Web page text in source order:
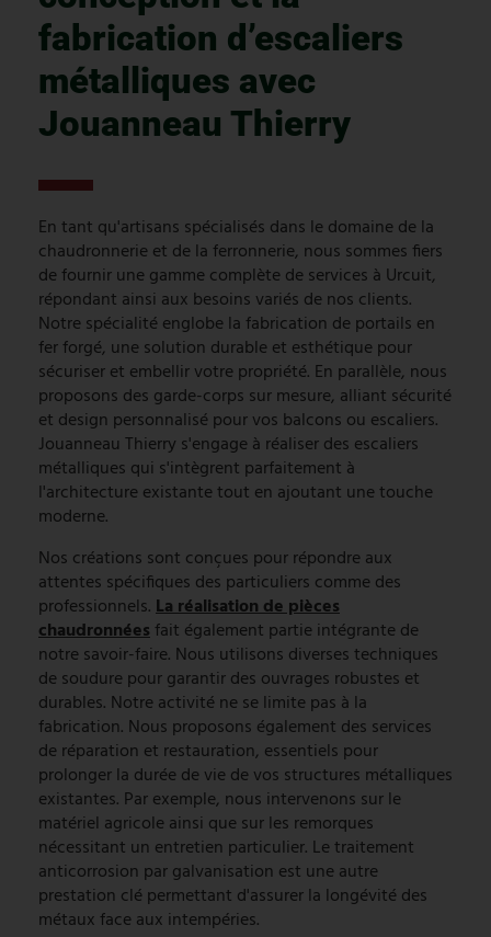
fabrication d’escaliers
métalliques avec
Jouanneau Thierry
En tant qu'artisans spécialisés dans le domaine de la
chaudronnerie et de la ferronnerie, nous sommes fiers
de fournir une gamme complète de services à Urcuit,
répondant ainsi aux besoins variés de nos clients.
Notre spécialité englobe la fabrication de portails en
fer forgé, une solution durable et esthétique pour
sécuriser et embellir votre propriété. En parallèle, nous
proposons des garde-corps sur mesure, alliant sécurité
et design personnalisé pour vos balcons ou escaliers.
Jouanneau Thierry s'engage à réaliser des escaliers
métalliques qui s'intègrent parfaitement à
l'architecture existante tout en ajoutant une touche
moderne.
Nos créations sont conçues pour répondre aux
attentes spécifiques des particuliers comme des
professionnels.La réalisation de pièces
chaudronnéesfait également partie intégrante de
notre savoir-faire. Nous utilisons diverses techniques
de soudure pour garantir des ouvrages robustes et
durables. Notre activité ne se limite pas à la
fabrication. Nous proposons également des services
de réparation et restauration, essentiels pour
prolonger la durée de vie de vos structures métalliques
existantes. Par exemple, nous intervenons sur le
matériel agricole ainsi que sur les remorques
nécessitant un entretien particulier. Le traitement
anticorrosion par galvanisation est une autre
prestation clé permettant d'assurer la longévité des
métaux face aux intempéries.